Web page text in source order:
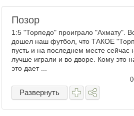
Позор
1:5 "Торпедо" проиграло "Ахмату".
дошел наш футбол, что ТАКОЕ
пусть и на последнем месте
лучше играли и во дворе. Кому это
это дает ...
Развернуть